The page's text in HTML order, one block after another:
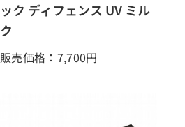
ック ディフェンス UV ミル
ク
販売価格：7,700円